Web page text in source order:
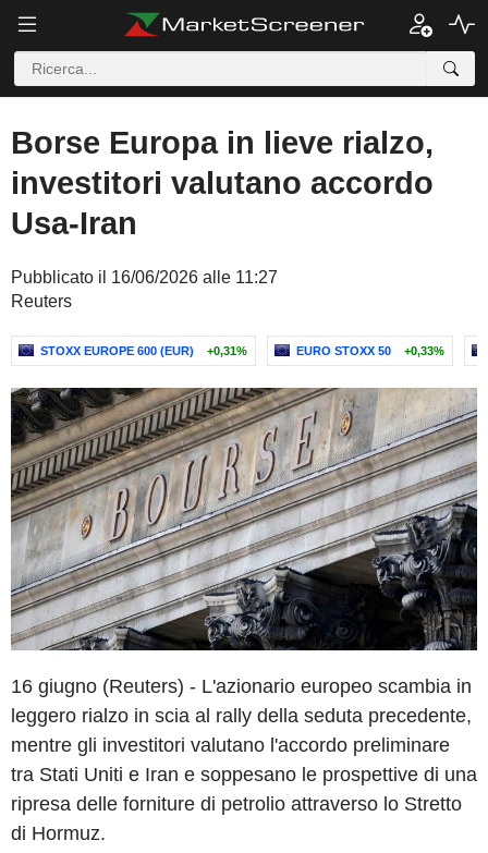
Borse Europa in lieve rialzo,
investitori valutano accordo
Usa-Iran
Pubblicato il 16/06/2026 alle 11:27
Reuters
STOXX EUROPE 600 (EUR) +0,31% EURO STOXX 50 +0,33%
16 giugno (Reuters) - L'azionario europeo scambia in
leggero rialzo in scia al rally della seduta precedente,
mentre gli investitori valutano l'accordo preliminare
tra Stati Uniti e Iran e soppesano le prospettive di una
ripresa delle forniture di petrolio attraverso lo Stretto
di Hormuz.